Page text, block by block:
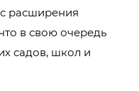
расширения
в свою очередь
садов, школ и